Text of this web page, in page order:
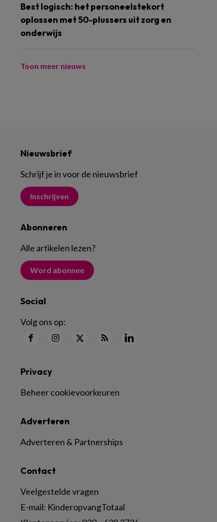
Best logisch: het personeelstekort
oplossen met 50-plussers uit zorg en
onderwijs
Toon meer nieuws
Nieuwsbrief
Schrijf je in voor de nieuwsbrief
Inschrijven
Abonneren
Alle artikelen lezen?
Word abonnee
Social
Volg ons op:
Contact
Veelgestelde vragen
E-mail: KinderopvangTotaal
Adverteren
Adverteren & Partnerships
Privacy
Beheer cookievoorkeuren